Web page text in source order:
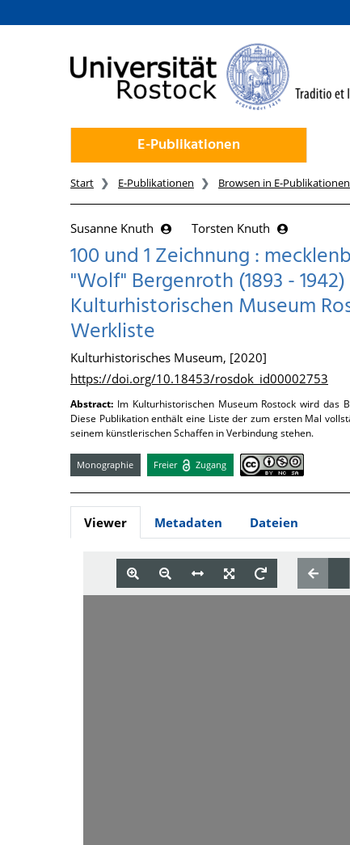
zum Inhalt
E-Publikationen
Start E-Publikationen Browsen in E-Publikationen
Susanne Knuth Torsten Knuth
100 und 1 Zeichnung :
"Wolf" Bergenroth (1893 -
Kulturhistorischen Museum
Werkliste
Kulturhistorisches Museum, [2020]
https://doi.org/10.18453/rosdok_id00002753
Abstract: Im Kulturhistorischen Museum Rostock wird das
Diese Publikation enthält eine Liste der zum ersten Mal
seinem künstlerischen Schaffen in Verbindung stehen.
Monographie Freier Zugang
Viewer Metadaten Dateien